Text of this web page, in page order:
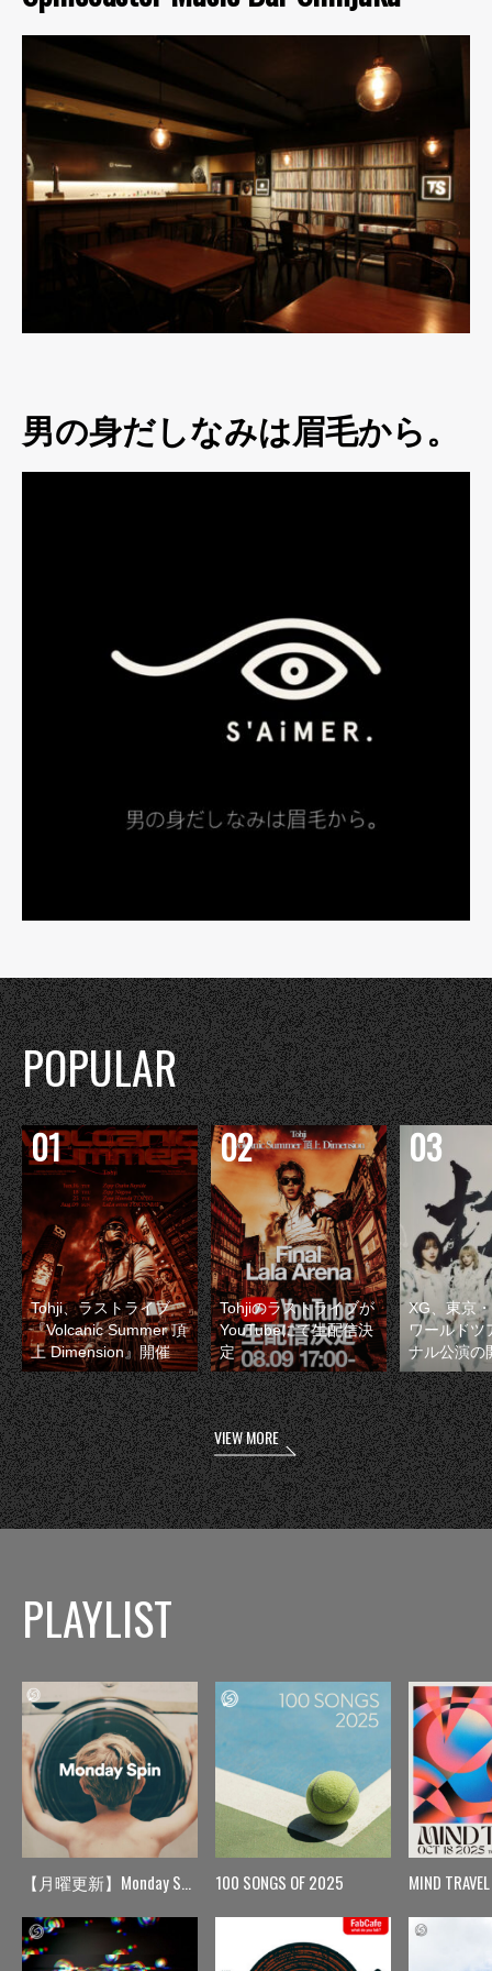
男の身だしなみは眉毛から。
POPULAR
Tohji、ラストライブ
『Volcanic Summer 頂
上 Dimension』開催
Tohjiのラストライブが
YouTubeにて生配信決
定
XG、東京
ワールドツ
ナル公演の
VIEW MORE
PLAYLIST
【月曜更新】Monday Spin 100 SONGS OF 2025 MIND TRAVEL